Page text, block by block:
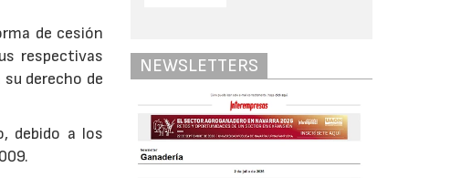
de cesión
respectivas
derecho de
debido a los
NEWSLETTERS